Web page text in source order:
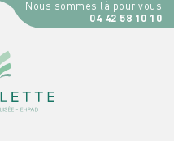
Nous sommes là pour vous
04 42 58 10 10